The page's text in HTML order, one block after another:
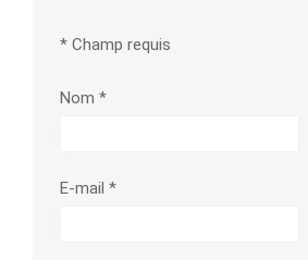
* Champ requis
Nom *
E-mail *